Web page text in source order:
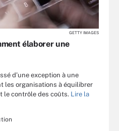
GETTY IMAGES
élaborer une
d’une exception à une
les organisations à équilibrer
le contrôle des coûts. Lire la